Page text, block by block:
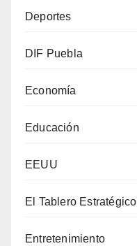
Deportes
DIF Puebla
Economía
Educación
EEUU
El Tablero Estratégico
Entretenimiento